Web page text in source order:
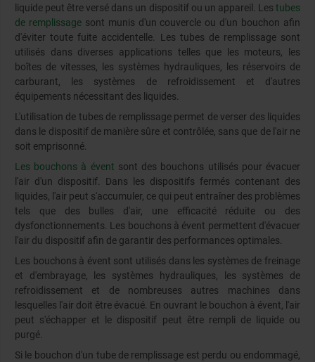
liquide peut être versé dans un dispositif ou un appareil. Les tubes
de remplissagesont munis d'un couvercle ou d'un bouchon afin
d'éviter toute fuite accidentelle. Les tubes de remplissage sont
utilisés dans diverses applications telles que les moteurs, les
boîtes de vitesses, les systèmes hydrauliques, les réservoirs de
carburant, les systèmes de refroidissement et d'autres
équipements nécessitant des liquides.
L'utilisation de tubes de remplissage permet de verser des liquides
dans le dispositif de manière sûre et contrôlée, sans que de l'air ne
soit emprisonné.
Les bouchons à évent sont des bouchons utilisés pour évacuer
l'air d'un dispositif. Dans les dispositifs fermés contenant des
liquides, l'air peut s'accumuler, ce qui peut entraîner des problèmes
tels que des bulles d'air, une efficacité réduite ou des
dysfonctionnements. Les bouchons à évent permettent d'évacuer
l'air du dispositif afin de garantir des performances optimales.
Les bouchons à évent sont utilisés dans les systèmes de freinage
et d'embrayage, les systèmes hydrauliques, les systèmes de
refroidissement et de nombreuses autres machines dans
lesquelles l'air doit être évacué. En ouvrant le bouchon à évent, l'air
peut s'échapper et le dispositif peut être rempli de liquide ou
purgé.
Si le bouchon d'un tube de remplissage est perdu ou endommagé,